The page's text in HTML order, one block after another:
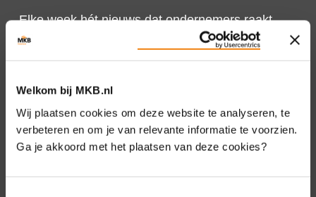
Welkom bij MKB.nl
Wij plaatsen cookies om deze website te analyseren, te
verbeteren en om je van relevante informatie te voorzien.
Ga je akkoord met het plaatsen van deze cookies?
Elke week hét nieuws dat ondernemers raakt.
Schrijf je nu in voor de MKB-Nederland
nieuwsbrief.
Schrijf je in
Direct naar
Over ons